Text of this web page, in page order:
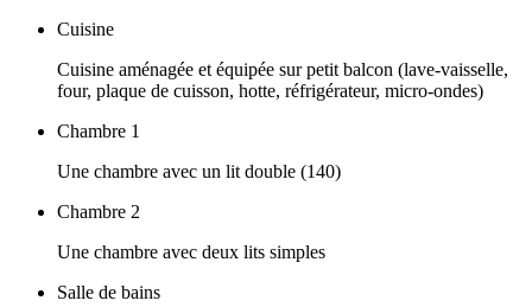
Cuisine
Cuisine aménagée et équipée sur petit balcon (lave-vaisselle,
four, plaque de cuisson, hotte, réfrigérateur, micro-ondes)
Chambre 1
Une chambre avec un lit double (140)
Chambre 2
Une chambre avec deux lits simples
Salle de bains